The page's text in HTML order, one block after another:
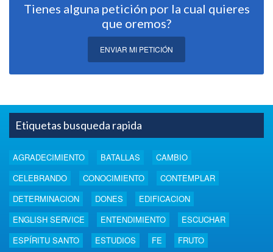
Tienes alguna petición por la cual quieres
que oremos?
ENVIAR MI PETICIÓN
Etiquetas busqueda rapida
AGRADECIMIENTO BATALLAS
CAMBIO
CELEBRANDO
CONOCIMIENTO
CONTEMPLAR
DETERMINACION
DONES
EDIFICACION
ENGLISH SERVICE
ENTENDIMIENTO
ESCUCHAR
ESPÍRITU SANTO
ESTUDIOS FE
FRUTO